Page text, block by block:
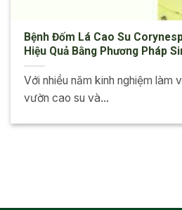
Bệnh Đốm Lá Cao Su
Hiệu Quả Bằng Phương Pháp
Với nhiều năm kinh nghiệm làm
vườn cao su và...